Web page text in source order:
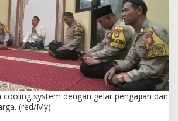
s
system dengan gelar pengajian dan
(red/My)